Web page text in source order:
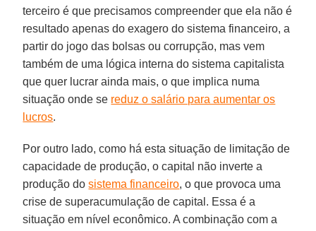
terceiro é que precisamos compreender que ela não é
resultado apenas do exagero do sistema financeiro, a
partir do jogo das bolsas ou corrupção, mas vem
também de uma lógica interna do sistema capitalista
que quer lucrar ainda mais, o que implica numa
situação onde se reduz o salário para aumentar os
lucros.
Por outro lado, como há esta situação de limitação de
capacidade de produção, o capital não inverte a
produção dosistema financeiro, o que provoca uma
crise de superacumulação de capital. Essa é a
situação em nível econômico. A combinação com a